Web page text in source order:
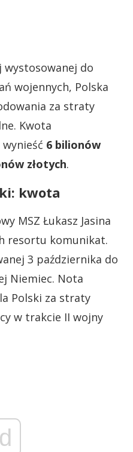
wystosowanej do
wojennych, Polska
za straty
Kwota
6 bilionów
złotych.
kwota
MSZ Łukasz Jasina
resortu komunikat.
3 października do
Niemiec. Nota
Polski za straty
w trakcie II wojny